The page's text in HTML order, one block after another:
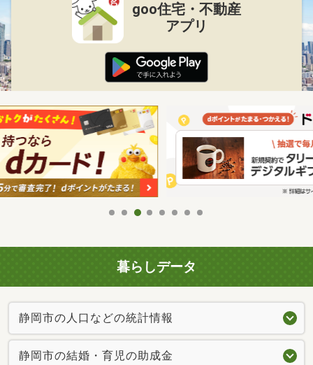
goo住宅・不動産
アプリ
暮らしデータ
静岡市の人口などの統計情報
静岡市の結婚・育児の助成金